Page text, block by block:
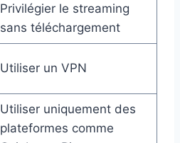
Privilégier le streaming
sans téléchargement
Utiliser un VPN
Utiliser uniquement des
plateformes comme